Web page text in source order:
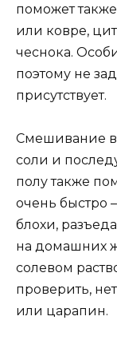
поможет
или ковре,
чеснока.
поэтому не
присутствует.
Смешивание в
соли и
полу также
очень быстро
блохи,
на домашних
солевом
проверить,
или царапин.